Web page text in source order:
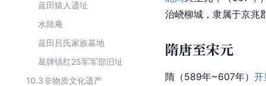
蓝田猿人遗址
水陆庵
蓝田吕氏家族墓地
葛牌镇红25军军部旧址
10.3非物质文化遗产
治峣柳城，隶属于京兆
隋唐至宋元
隋（589年~607年） 开